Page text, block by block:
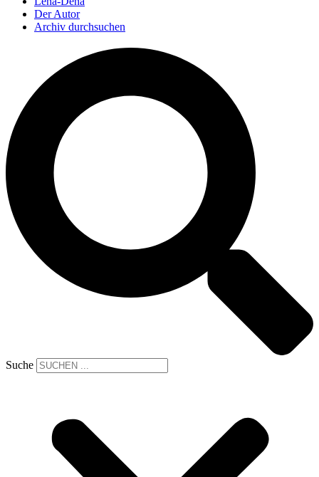
Der Autor
Archiv durchsuchen
Suche